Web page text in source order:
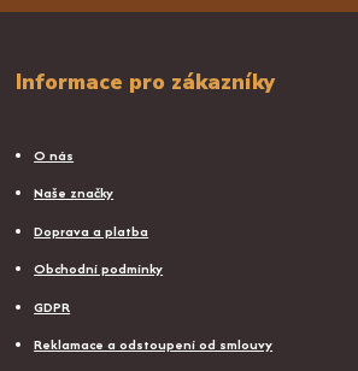
Informace pro zákazníky
O nás
Naše značky
Doprava a platba
Obchodní podmínky
GDPR
Reklamace a odstoupení od smlouvy